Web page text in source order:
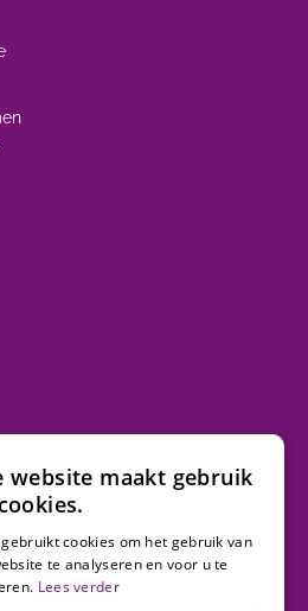
website maakt gebruik
cookies om het gebruik van
te analyseren en voor u te
Lees verder